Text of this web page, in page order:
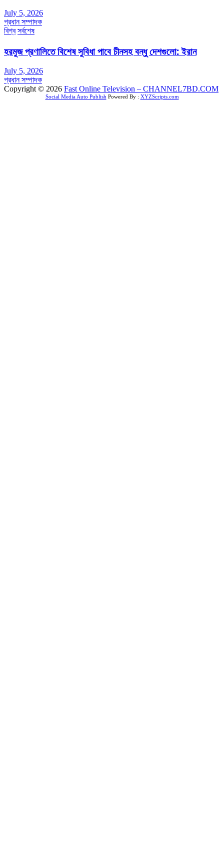
July 5, 2026
প্রধান সম্পাদক
বিশ্ব সর্বশেষ
হরমুজ প্রণালিতে বিশেষ সুবিধা পাবে চীনসহ বন্ধু দেশগুলো: ইরান
July 5, 2026
প্রধান সম্পাদক
Copyright © 2026 Fast Online Television – CHANNEL7BD.COM
Social Media Auto Publish Powered By : XYZScripts.com